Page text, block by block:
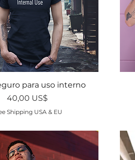
Vista rápida
para uso interno
Precio
40,00 US$
Shipping USA & EU